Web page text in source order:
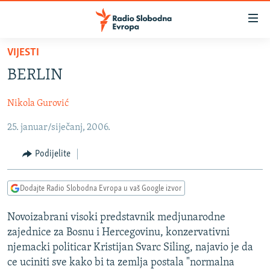
Pređite
glavni
Pređite
na
navigaciju
Pređite
na
pretragu
SRBIJA
KOSOVO
CRNA GORA
VIZUELNO
VIDEO
FOTOGALERIJE
INFOGRAFIKE
PODCASTI
RAT U UKRAJINI
KINA NA BALKANU
RSE PRIČE IZ SVIJETA
VIJESTI
BERLIN
Nikola Gurović
25. januar/siječanj, 2006.
Podijelite
Dodajte Radio Slobodna Evropa u vaš Google izvor
Novoizabrani visoki predstavnik medjunarodne
zajednice za Bosnu i Hercegovinu, konzervativni
njemacki politicar Kristijan Svarc Siling, najavio je da
ce uciniti sve kako bi ta zemlja postala "normalna